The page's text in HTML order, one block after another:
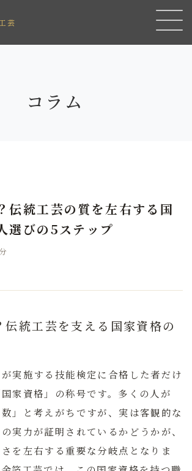
コラム
伝統工芸の質を左右する国
選びの5ステップ
伝統工芸を支える国家資格の
実施する技能検定に合格した者だけ
家資格」の称号です。 多くの人が
数」と考えがちですが、実は客観的な
実力が証明されているかどうかが、
を左右する重要な分岐点となりま